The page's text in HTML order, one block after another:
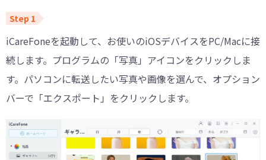
iCareFoneを起動して、お使いのiOSデバイスをPC/Macに接
続します。プログラムの「写真」アイコンをクリックしま
す。パソコンに転送したい写真や画像を選んで、オプション
バーで「エクスポート」をクリックします。